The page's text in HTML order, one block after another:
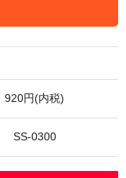
920円(内税)
SS-0300